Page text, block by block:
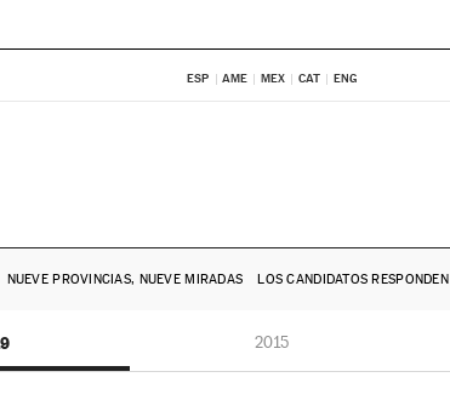
ESP AME MEX CAT ENG
NUEVE PROVINCIAS, NUEVE MIRADAS LOS CANDIDATOS RESPONDEN
2015